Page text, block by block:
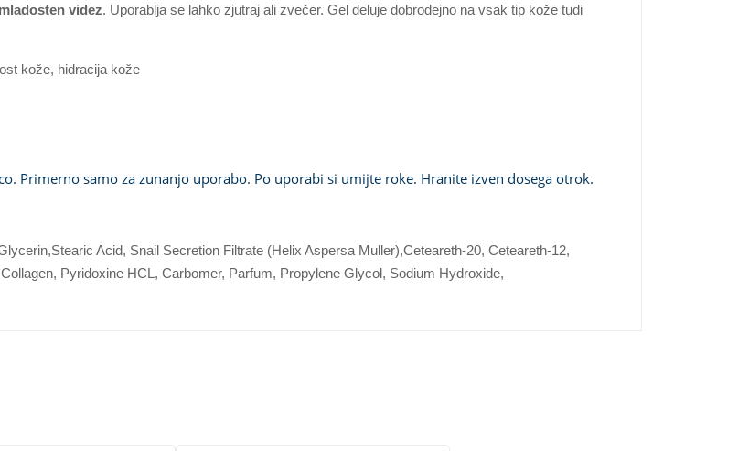
mladosten videz. Uporablja se lahko zjutraj ali zvečer. Gel deluje dobrodejno na vsak tip kože tudi
kože, hidracija kože
Primerno samo za zunanjo uporabo. Po uporabi si umijte roke. Hranite izven dosega otrok.
Acid, Snail Secretion Filtrate (Helix Aspersa Muller),Ceteareth-20, Ceteareth-12,
Pyridoxine HCL, Carbomer, Parfum, Propylene Glycol, Sodium Hydroxide,